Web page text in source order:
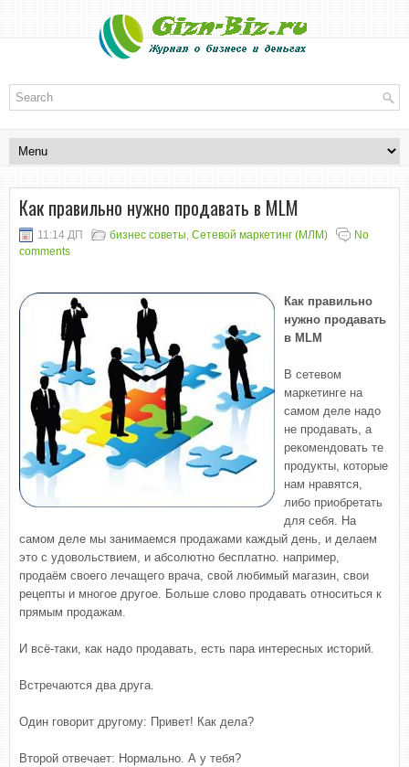
Как правильно нужно продавать в MLM
11:14 ДП бизнес советы, Сетевой маркетинг (МЛМ)
No
comments
Как правильно
нужно продавать
в MLM
В сетевом
маркетинге на
самом деле надо
не продавать, а
рекомендовать те
продукты, которые
нам нравятся,
либо приобретать
для себя. На
самом деле мы занимаемся продажами каждый день, и делаем
это с удовольствием, и абсолютно бесплатно. например,
продаём своего лечащего врача, свой любимый магазин, свои
рецепты и многое другое. Больше слово продавать относиться к
прямым продажам.
И всё-таки, как надо продавать, есть пара интересных историй.
Встречаются два друга.
Один говорит другому: Привет! Как дела?
Второй отвечает: Нормально. А у тебя?